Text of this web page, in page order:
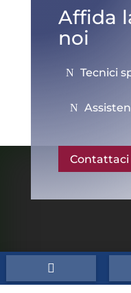
Affida
noi
Tecnici
Contattaci
Conti Srl
P.IVA:03546921200
